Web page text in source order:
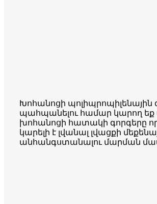
Խոհանոցի պոլիպրոպիլենային
պահպանելու համար կարող եք
խոհանոցի հատակի գորգերը
կարելի է լվանալ լվացքի
անհանգստանալու մարման